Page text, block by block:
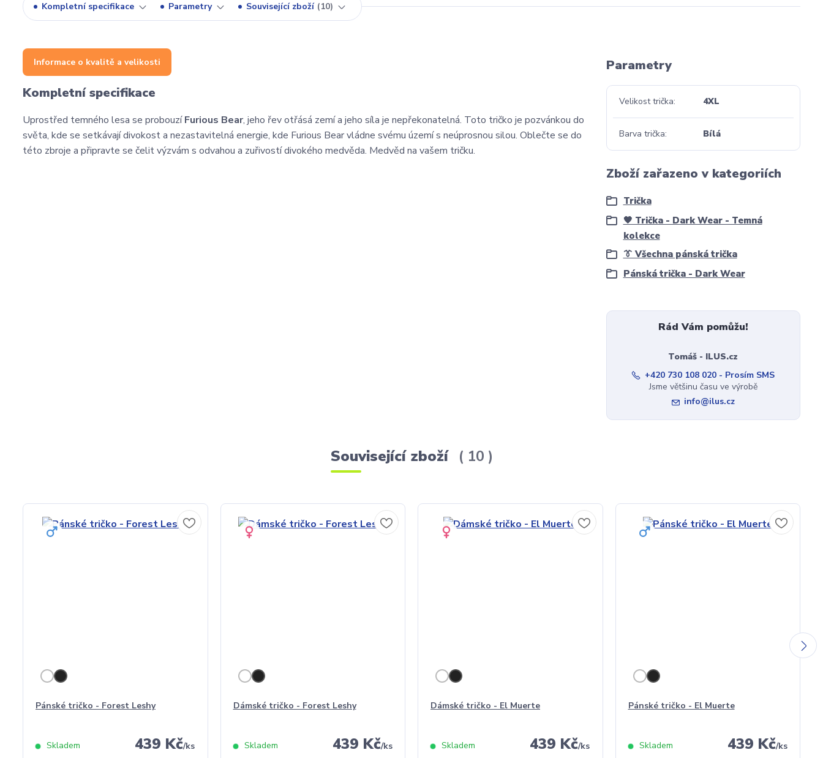
Kompletní specifikace Parametry Související zboží 10
Informace o kvalitě a velikosti
Kompletní specifikace
Uprostřed temného lesa se probouzíFurious Bear, jeho řev otřásá zemí a jeho síla je nepřekonatelná. Toto tričko je pozvánkou do
světa, kde se setkávají divokost a nezastavitelná energie, kde Furious Bear vládne svému území s neúprosnou silou. Oblečte se do
této zbroje a připravte se čelit výzvám s odvahou a zuřivostí divokého medvěda. Medvěd na vašem tričku.
Parametry
Velikost trička 4XL
Barva trička Bílá
Zboží zařazeno v kategoriích
Trička
🖤 Trička - Dark Wear - Temná
kolekce
👔 Všechna pánská trička
Pánská trička - Dark Wear
Rád Vám pomůžu!
Tomáš - ILUS.cz
+420 730 108 020 - Prosím SMS
Jsme většinu času ve výrobě
info@ilus.cz
Související zboží 10
Pánské tričko - Forest Leshy
439 Kč/ks
Skladem
Dámské tričko - Forest Leshy
439 Kč/ks
Skladem
Dámské tričko - El Muerte
439 Kč/ks
Skladem
Pánské tričko - El Muerte
439 Kč/ks
Skladem